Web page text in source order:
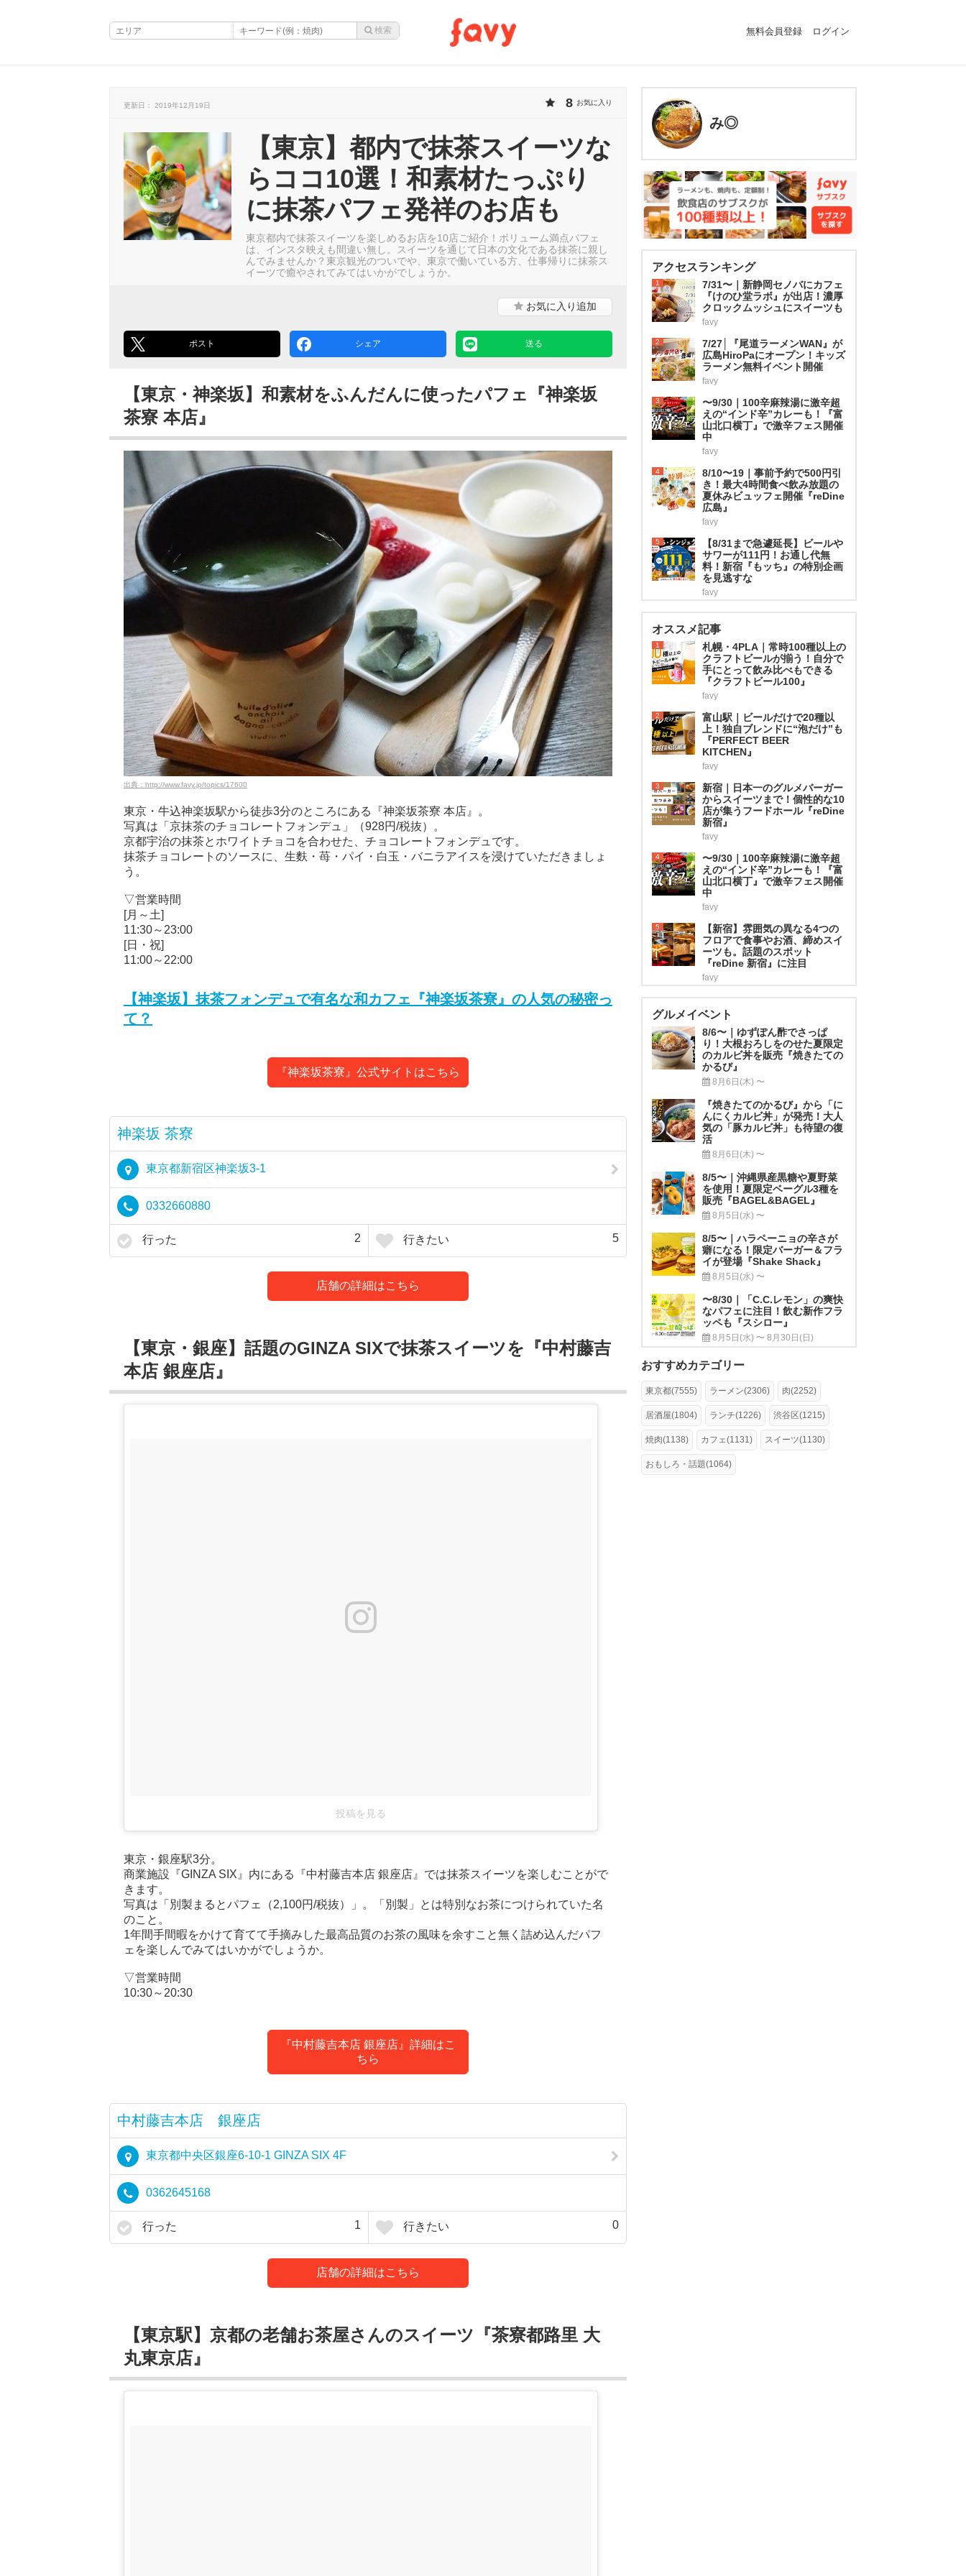
無料会員登録 ログイン
更新日： 2019年12月19日 8 お気に入り
【東京】都内で抹茶スイーツな
らココ10選！和素材たっぷり
に抹茶パフェ発祥のお店も
東京都内で抹茶スイーツを楽しめるお店を10店ご紹介！ボリューム満点パフェ
は、インスタ映えも間違い無し。スイーツを通じて日本の文化である抹茶に親し
んでみませんか？東京観光のついでや、東京で働いている方、仕事帰りに抹茶ス
イーツで癒やされてみてはいかがでしょうか。
お気に入り追加
ポスト シェア 送る
【東京・神楽坂】和素材をふんだんに使ったパフェ『神楽坂
茶寮 本店』
出典：http://www.favy.jp/topics/17600
東京・牛込神楽坂駅から徒歩3分のところにある『神楽坂茶寮 本店』。
写真は「京抹茶のチョコレートフォンデュ」（928円/税抜）。
京都宇治の抹茶とホワイトチョコを合わせた、チョコレートフォンデュです。
抹茶チョコレートのソースに、生麩・苺・パイ・白玉・バニラアイスを浸けていただきましょ
う。
▽営業時間
[月～土]
11:30～23:00
[日・祝]
11:00～22:00
【神楽坂】抹茶フォンデュで有名な和カフェ『神楽坂茶寮』の人気の秘密っ
て？
『神楽坂茶寮』公式サイトはこちら
神楽坂 茶寮
東京都新宿区神楽坂3-1
0332660880
行った 2 行きたい 5
店舗の詳細はこちら
【東京・銀座】話題のGINZA SIXで抹茶スイーツを『中村藤吉
本店 銀座店』
投稿を見る
東京・銀座駅3分。
商業施設『GINZA SIX』内にある『中村藤吉本店 銀座店』では抹茶スイーツを楽しむことがで
きます。
写真は「別製まるとパフェ（2,100円/税抜）」。「別製」とは特別なお茶につけられていた名
のこと。
1年間手間暇をかけて育てて手摘みした最高品質のお茶の風味を余すこと無く詰め込んだパフ
ェを楽しんでみてはいかがでしょうか。
▽営業時間
10:30～20:30
『中村藤吉本店 銀座店』詳細はこ
ちら
中村藤吉本店 銀座店
東京都中央区銀座6-10-1 GINZA SIX 4F
0362645168
行った 1 行きたい 0
店舗の詳細はこちら
【東京駅】京都の老舗お茶屋さんのスイーツ『茶寮都路里 大
丸東京店』
み◎
アクセスランキング
1
7/31〜｜新静岡セノバにカフェ
『けのひ堂ラボ』が出店！濃厚
クロックムッシュにスイーツも
favy
2
7/27│『尾道ラーメンWAN』が
広島HiroPaにオープン！キッズ
ラーメン無料イベント開催
favy
3
〜9/30｜100辛麻辣湯に激辛超
えの“インド辛”カレーも！『富
山北口横丁』で激辛フェス開催
中
favy
4
8/10〜19｜事前予約で500円引
き！最大4時間食べ飲み放題の
夏休みビュッフェ開催『reDine
広島』
favy
5
【8/31まで急遽延長】ビールや
サワーが111円！お通し代無
料！新宿『もッち』の特別企画
を見逃すな
favy
オススメ記事
1
札幌・4PLA｜常時100種以上の
クラフトビールが揃う！自分で
手にとって飲み比べもできる
『クラフトビール100』
favy
2
富山駅｜ビールだけで20種以
上！独自ブレンドに“泡だけ”も
『PERFECT BEER
KITCHEN』
favy
3
新宿｜日本一のグルメバーガー
からスイーツまで！個性的な10
店が集うフードホール『reDine
新宿』
favy
4
〜9/30｜100辛麻辣湯に激辛超
えの“インド辛”カレーも！『富
山北口横丁』で激辛フェス開催
中
favy
5
【新宿】雰囲気の異なる4つの
フロアで食事やお酒、締めスイ
ーツも。話題のスポット
『reDine 新宿』に注目
favy
グルメイベント
8/6〜｜ゆずぽん酢でさっぱ
り！大根おろしをのせた夏限定
のカルビ丼を販売『焼きたての
かるび』
8月6日(木) 〜
『焼きたてのかるび』から「に
んにくカルビ丼」が発売！大人
気の「豚カルビ丼」も待望の復
活
8月6日(木) 〜
8/5〜｜沖縄県産黒糖や夏野菜
を使用！夏限定ベーグル3種を
販売『BAGEL&BAGEL』
8月5日(水) 〜
8/5〜｜ハラペーニョの辛さが
癖になる！限定バーガー＆フラ
イが登場『Shake Shack』
8月5日(水) 〜
〜8/30｜「C.C.レモン」の爽快
なパフェに注目！飲む新作フラ
ッペも『スシロー』
8月5日(水) 〜 8月30日(日)
おすすめカテゴリー
東京都(7555) ラーメン(2306) 肉(2252)
居酒屋(1804) ランチ(1226) 渋谷区(1215)
焼肉(1138) カフェ(1131) スイーツ(1130)
おもしろ・話題(1064)